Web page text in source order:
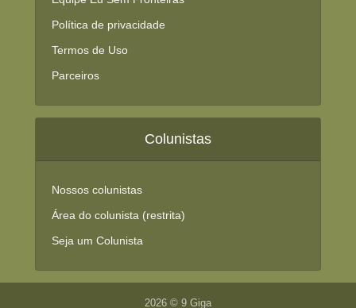
Política de privacidade
Termos de Uso
Parceiros
Colunistas
Nossos colunistas
Área do colunista (restrita)
Seja um Colunista
2026 © 9 Giga